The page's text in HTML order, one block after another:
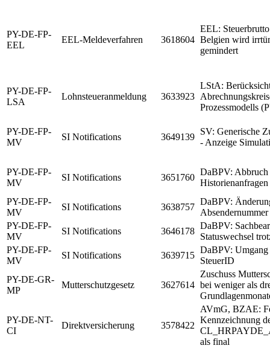
PY-DE-FP-
EEL
EEL-Meldeverfahren 3618604
EEL:
Belgien wird
gemindert
PY-DE-FP-
LSA
Lohnsteueranmeldung 3633923
LStA:
Prozessmodells
PY-DE-FP-
MV
SI Notifications 3649139
SV: Generische
- Anzeige
PY-DE-FP-
MV
SI Notifications 3651760
DaBPV: Abbruch
Historienanfragen
PY-DE-FP-
MV
SI Notifications 3638757
DaBPV:
Absendernummer
PY-DE-FP-
MV
SI Notifications 3646178
DaBPV:
Statuswechsel
PY-DE-FP-
MV
SI Notifications 3639715
DaBPV:
SteuerID
PY-DE-GR-
MP
Mutterschutzgesetz 3627614
Zuschuss
bei weniger als
PY-DE-NT-
CI
Direktversicherung 3578422
AVmG, BZAE:
Kennzeichnung
als final